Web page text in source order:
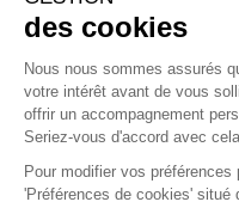
La Station A,
14 boulevard Yvonne Poirel
49000 Angers
+33 (0)2 41 36 88 50
Écrire
aia.ingenierie.angers@a-
i-a.fr
Visite